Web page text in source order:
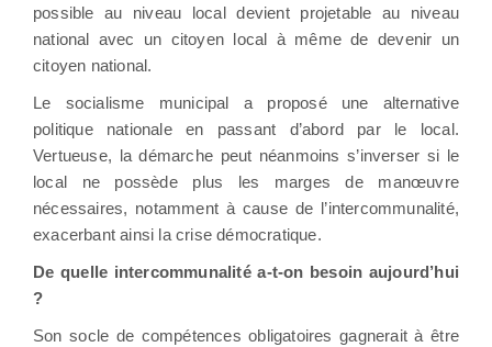
possible au niveau local devient projetable au niveau
national avec un citoyen local à même de devenir un
citoyen national.
Le socialisme municipal a proposé une alternative
politique nationale en passant d’abord par le local.
Vertueuse, la démarche peut néanmoins s’inverser si le
local ne possède plus les marges de manœuvre
nécessaires, notamment à cause de l’intercommunalité,
exacerbant ainsi la crise démocratique.
De quelle intercommunalité a-t-on besoin aujourd’hui
?
Son socle de compétences obligatoires gagnerait à être